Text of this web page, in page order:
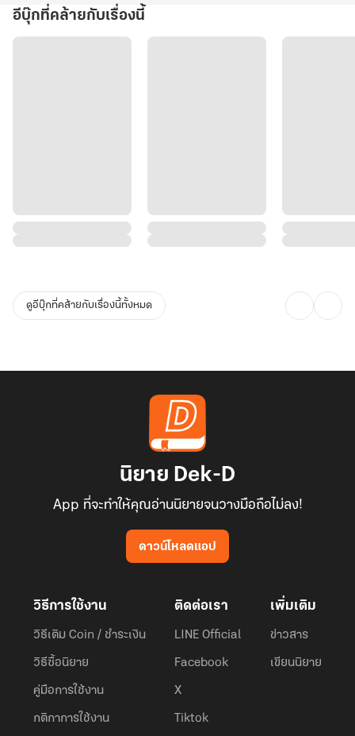
อีบุ๊กที่คล้ายกับเรื่องนี้
ดูอีบุ๊กที่คล้ายกับเรื่องนี้ทั้งหมด
นิยาย Dek-D
App ที่จะทำให้คุณอ่านนิยายจนวางมือถือไม่ลง!
ดาวน์โหลดแอป
วิธีการใช้งาน
วิธีเติม Coin / ชำระเงิน
วิธีซื้อนิยาย
คู่มือการใช้งาน
กติกาการใช้งาน
ติดต่อเรา
LINE Official
Facebook
X
Tiktok
เพิ่มเติม
ข่าวสาร
เขียนนิยาย